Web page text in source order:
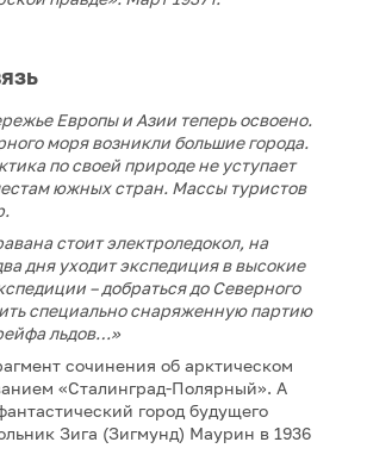
Европы и Азии теперь освоено.
моря возникли большие города.
по своей природе не уступает
южных стран. Массы туристов
стоит электроледокол, на
дня уходит экспедиция в высокие
– добраться до Северного
специально снаряженную партию
льдов…»
сочинения об арктическом
«Сталинград-Полярный». А
город будущего
Зига (Зигмунд) Маурин в 1936